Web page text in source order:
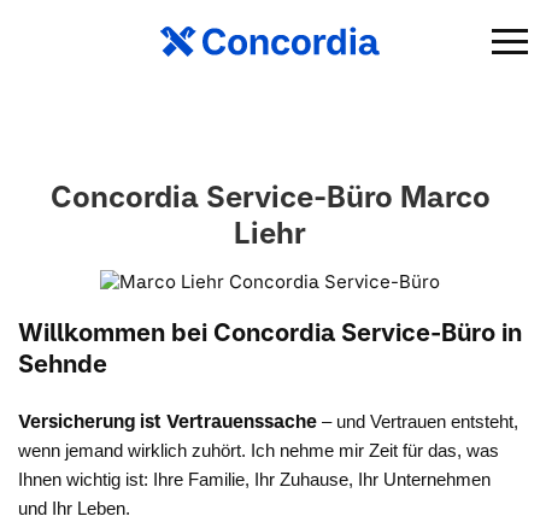
Concordia Service-Büro Marco
Liehr
Willkommen bei Concordia Service-Büro in
Sehnde
Versicherung ist Vertrauenssache – und Vertrauen entsteht,
wenn jemand wirklich zuhört. Ich nehme mir Zeit für das, was
Ihnen wichtig ist: Ihre Familie, Ihr Zuhause, Ihr Unternehmen
und Ihr Leben.